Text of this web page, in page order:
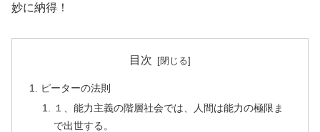
妙に納得！
目次
ピーターの法則
１、能力主義の階層社会では、人間は能力の極限ま
で出世する。